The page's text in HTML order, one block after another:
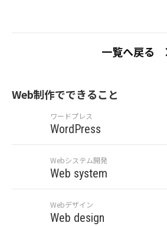
一覧へ戻る
Web制作でできること
ワードプレス
WordPress
Webシステム開発
Web system
Webデザイン
Web design